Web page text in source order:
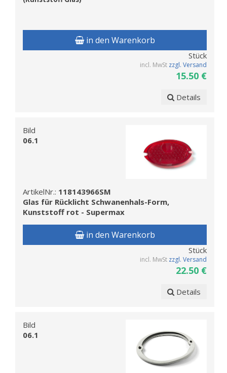
in den Warenkorb
Stück
incl. MwSt zzgl. Versand
15.50 €
Details
Bild
06.1
ArtikelNr.: 118143966SM
Glas für Rücklicht Schwanenhals-Form,
Kunststoff rot - Supermax
in den Warenkorb
Stück
incl. MwSt zzgl. Versand
22.50 €
Details
Bild
06.1